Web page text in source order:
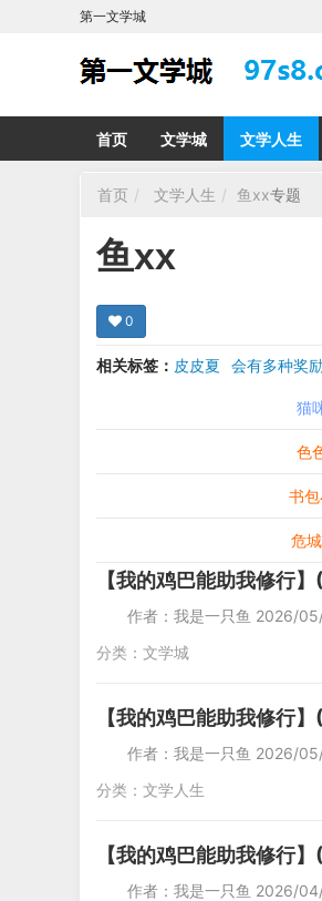
第一文学城
首页 文学城 文学人生
首页 文学人生 鱼xx专题
鱼xx
0
相关标签： 皮皮夏 会有多种奖励
猫
色
书
危城
【我的鸡巴能助我修行
作者：我是一只鱼 2026/
分类： 文学城
【我的鸡巴能助我修行
作者：我是一只鱼 2026/
分类： 文学人生
【我的鸡巴能助我修行
作者：我是一只鱼 2026/